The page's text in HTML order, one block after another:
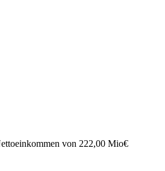
von 222,00 Mio€